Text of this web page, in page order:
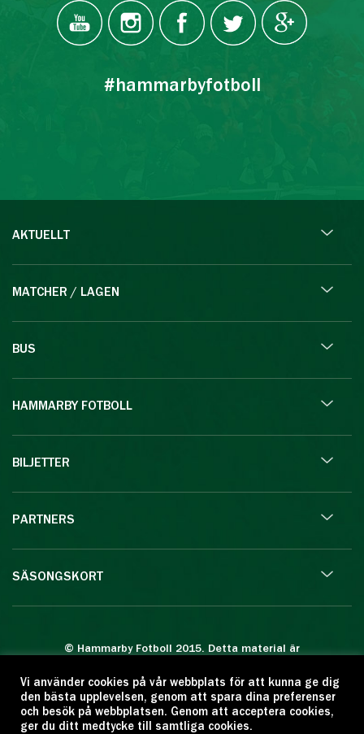
#hammarbyfotboll
AKTUELLT
MATCHER / LAGEN
BUS
HAMMARBY FOTBOLL
BILJETTER
PARTNERS
SÄSONGSKORT
© Hammarby Fotboll 2015. Detta material är
Eftertryck eller annan kopiering är förbjuden.
Citera oss gärna men ange källan:
www.hammarbyfotboll.se. Ansvarig utgivare:
Vi använder cookies på vår webbplats för att kunna ge dig
den bästa upplevelsen, genom att spara dina preferenser
och besök på webbplatsen. Genom att acceptera cookies,
ger du ditt medtycke till samtliga cookies.